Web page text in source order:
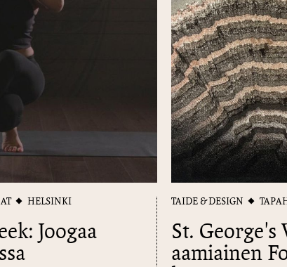
HELSINKI
Joogaa
TAIDE & DESIGN
St. George's
aamiainen